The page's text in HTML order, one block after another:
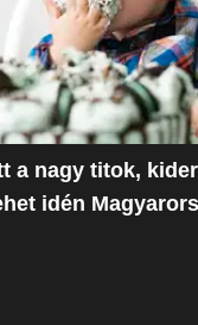
a nagy titok,
idén